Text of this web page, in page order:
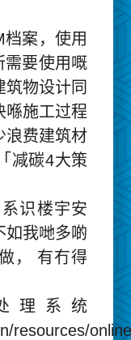
案，使用
需要使用嘅
物设计同
喺施工过程
浪费建筑材
减碳4大策
识楼宇安
如我哋多啲
， 有冇得
理系统
resources/